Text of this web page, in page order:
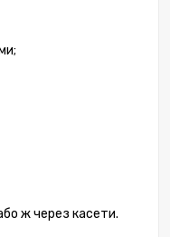
ж через касети.